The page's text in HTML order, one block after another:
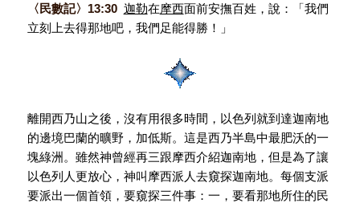
〈民數記〉 13:30 迦勒在摩西面前安撫百姓，說：「我們
立刻上去得那地吧，我們足能得勝！」
離開西乃山之後，沒有用很多時間，以色列就到達迦南地
的邊境巴蘭的曠野，加低斯。這是西乃半島中最肥沃的一
塊綠洲。雖然神曾經再三跟摩西介紹迦南地，但是為了讓
以色列人更放心，神叫摩西派人去窺探迦南地。每個支派
要派出一個首領，要窺探三件事：一，要看那地所住的民